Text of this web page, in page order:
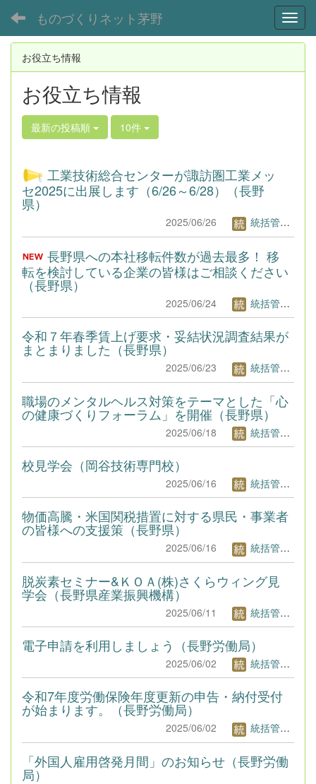
ものづくりネット茅野
お役立ち情報
お役立ち情報
最新の投稿順 10件
工業技術総合センターが諏訪圏工業メッ
セ2025に出展します（6/26～6/28）（長野
県）
2025/06/26 統括管理者1
長野県への本社移転件数が過去最多！ 移
転を検討している企業の皆様はご相談ください
（長野県）
2025/06/24 統括管理者1
令和７年春季賃上げ要求・妥結状況調査結果が
まとまりました（長野県）
2025/06/23 統括管理者1
職場のメンタルヘルス対策をテーマとした「心
の健康づくりフォーラム」を開催（長野県）
2025/06/18 統括管理者1
校見学会（岡谷技術専門校）
2025/06/16 統括管理者1
物価高騰・米国関税措置に対する県民・事業者
の皆様への支援策（長野県）
2025/06/16 統括管理者1
脱炭素セミナー&ＫＯＡ(株)さくらウィング見
学会（長野県産業振興機構）
2025/06/11 統括管理者1
電子申請を利用しましょう（長野労働局）
2025/06/02 統括管理者1
令和7年度労働保険年度更新の申告・納付受付
が始まります。（長野労働局）
2025/06/02 統括管理者1
「外国人雇用啓発月間」のお知らせ（長野労働
局）